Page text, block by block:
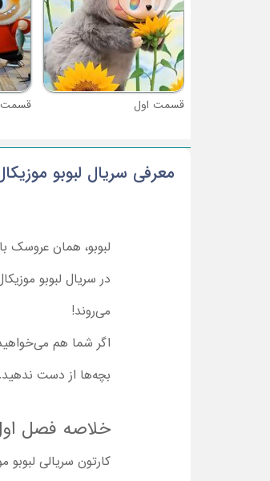
قسمت اول قسمت
معرفی سریال لبوبو
لبوبو، همان عروسک
در سریال لبوبو
می‌روند!
بچه‌ها از دست ندهید.
خلاصه فصل
کارتون سریالی